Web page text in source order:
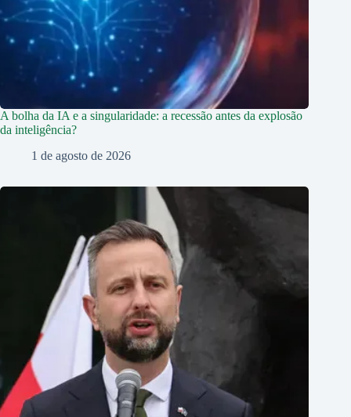
A bolha da IA e a singularidade: a recessão antes da explosão
da inteligência?
1 de agosto de 2026